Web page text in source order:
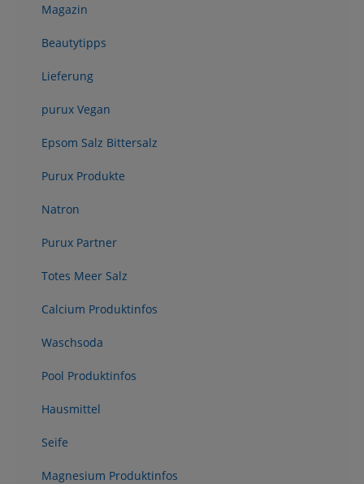
Magazin
Beautytipps
Lieferung
purux Vegan
Epsom Salz Bittersalz
Purux Produkte
Natron
Purux Partner
Totes Meer Salz
Calcium Produktinfos
Waschsoda
Pool Produktinfos
Hausmittel
Seife
Magnesium Produktinfos